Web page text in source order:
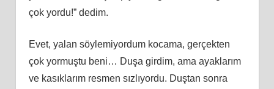
çok yordu!” dedim.
Evet, yalan söylemiyordum kocama, gerçekten
çok yormuştu beni… Duşa girdim, ama ayaklarım
ve kasıklarım resmen sızlıyordu. Duştan sonra